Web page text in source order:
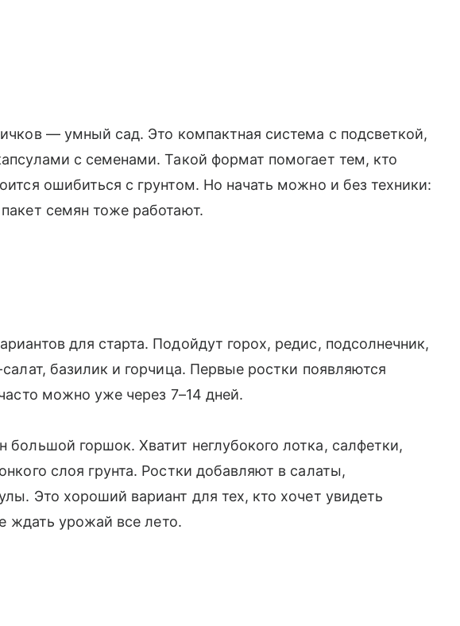
— умный сад. Это компактная система с подсветкой,
с семенами. Такой формат помогает тем, кто
ошибиться с грунтом. Но начать можно и без техники:
семян тоже работают.
для старта. Подойдут горох, редис, подсолнечник,
базилик и горчица. Первые ростки появляются
можно уже через 7–14 дней.
горшок. Хватит неглубокого лотка, салфетки,
слоя грунта. Ростки добавляют в салаты,
Это хороший вариант для тех, кто хочет увидеть
ждать урожай все лето.